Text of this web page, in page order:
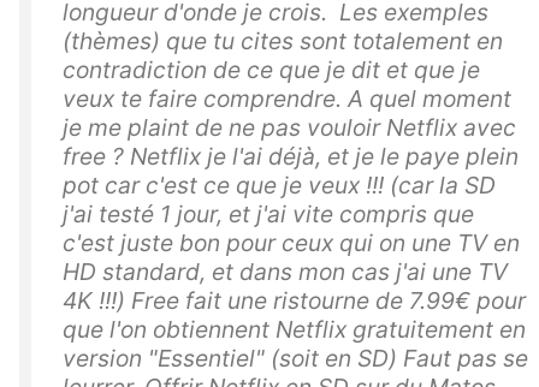
longueur d'onde je crois. Les exemples
(thèmes) que tu cites sont totalement en
contradiction de ce que je dit et que je
veux te faire comprendre. A quel moment
je me plaint de ne pas vouloir Netflix avec
free ? Netflix je l'ai déjà, et je le paye plein
pot car c'est ce que je veux !!! (car la SD
j'ai testé 1 jour, et j'ai vite compris que
c'est juste bon pour ceux qui on une TV en
HD standard, et dans mon cas j'ai une TV
4K !!!) Free fait une ristourne de 7.99€ pour
que l'on obtiennent Netflix gratuitement en
version "Essentiel" (soit en SD) Faut pas se